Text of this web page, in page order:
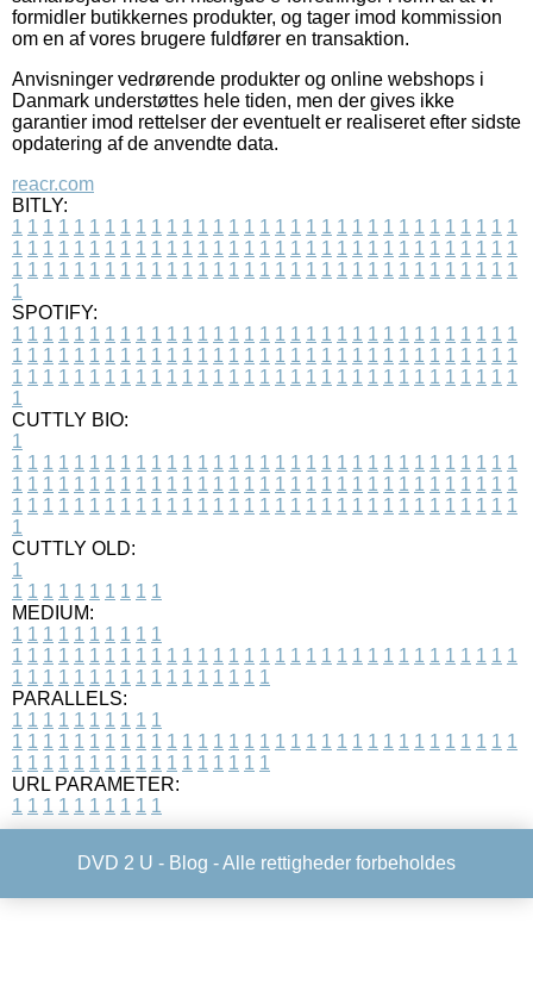
formidler butikkernes produkter, og tager imod kommission
om en af vores brugere fuldfører en transaktion.
Anvisninger vedrørende produkter og online webshops i
Danmark understøttes hele tiden, men der gives ikke
garantier imod rettelser der eventuelt er realiseret efter sidste
opdatering af de anvendte data.
reacr.com
BITLY:
1 1 1 1 1 1 1 1 1 1 1 1 1 1 1 1 1 1 1 1 1 1 1 1 1 1 1 1 1 1 1 1 1
1 1 1 1 1 1 1 1 1 1 1 1 1 1 1 1 1 1 1 1 1 1 1 1 1 1 1 1 1 1 1 1 1
1 1 1 1 1 1 1 1 1 1 1 1 1 1 1 1 1 1 1 1 1 1 1 1 1 1 1 1 1 1 1 1 1
1
SPOTIFY:
1 1 1 1 1 1 1 1 1 1 1 1 1 1 1 1 1 1 1 1 1 1 1 1 1 1 1 1 1 1 1 1 1
1 1 1 1 1 1 1 1 1 1 1 1 1 1 1 1 1 1 1 1 1 1 1 1 1 1 1 1 1 1 1 1 1
1 1 1 1 1 1 1 1 1 1 1 1 1 1 1 1 1 1 1 1 1 1 1 1 1 1 1 1 1 1 1 1 1
1
CUTTLY BIO:
1
1 1 1 1 1 1 1 1 1 1 1 1 1 1 1 1 1 1 1 1 1 1 1 1 1 1 1 1 1 1 1 1 1
1 1 1 1 1 1 1 1 1 1 1 1 1 1 1 1 1 1 1 1 1 1 1 1 1 1 1 1 1 1 1 1 1
1 1 1 1 1 1 1 1 1 1 1 1 1 1 1 1 1 1 1 1 1 1 1 1 1 1 1 1 1 1 1 1 1
1
CUTTLY OLD:
1
1 1 1 1 1 1 1 1 1 1
MEDIUM:
1 1 1 1 1 1 1 1 1 1
1 1 1 1 1 1 1 1 1 1 1 1 1 1 1 1 1 1 1 1 1 1 1 1 1 1 1 1 1 1 1 1 1
1 1 1 1 1 1 1 1 1 1 1 1 1 1 1 1 1
PARALLELS:
1 1 1 1 1 1 1 1 1 1
1 1 1 1 1 1 1 1 1 1 1 1 1 1 1 1 1 1 1 1 1 1 1 1 1 1 1 1 1 1 1 1 1
1 1 1 1 1 1 1 1 1 1 1 1 1 1 1 1 1
URL PARAMETER:
1 1 1 1 1 1 1 1 1 1
DVD 2 U - Blog - Alle rettigheder forbeholdes